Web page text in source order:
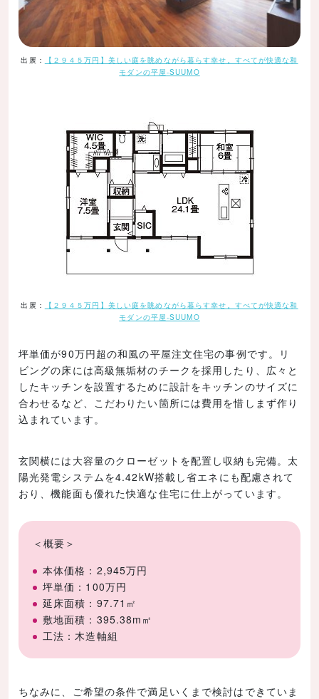
出展：
【２９４５万円】美しい庭を眺めながら暮らす幸せ。すべてが快適な和
モダンの平屋-SUUMO
出展：
【２９４５万円】美しい庭を眺めながら暮らす幸せ。すべてが快適な和
モダンの平屋-SUUMO
坪単価が90万円超の和風の平屋注文住宅の事例です。リ
ビングの床には高級無垢材のチークを採用したり、広々と
したキッチンを設置するために設計をキッチンのサイズに
合わせるなど、こだわりたい箇所には費用を惜しまず作り
込まれています。
玄関横には大容量のクローゼットを配置し収納も完備。太
陽光発電システムを4.42kW搭載し省エネにも配慮されて
おり、機能面も優れた快適な住宅に仕上がっています。
＜概要＞
本体価格：2,945万円
坪単価：100万円
延床面積：97.71㎡
敷地面積：395.38m㎡
工法：木造軸組
ちなみに、ご希望の条件で満足いくまで検討はできていま